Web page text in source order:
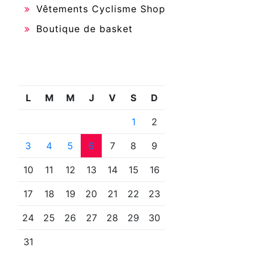
Vêtements Cyclisme Shop
Boutique de basket
L M M J V S D
1 2
3 4 5 6 7 8 9
10 11 12 13 14 15 16
17 18 19 20 21 22 23
24 25 26 27 28 29 30
31